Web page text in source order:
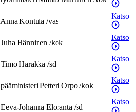
Anna Kontula /vas
Katso
Juha Hänninen /kok
Katso
Timo Harakka /sd
Katso
pääministeri Petteri Orpo /kok
Katso
Eeva-Johanna Eloranta /sd
Katso